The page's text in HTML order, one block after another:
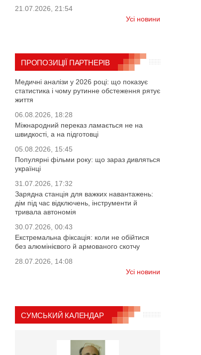
21.07.2026, 21:54
Усі новини
ПРОПОЗИЦІЇ ПАРТНЕРІВ
Медичні аналізи у 2026 році: що показує
статистика і чому рутинне обстеження рятує
життя
06.08.2026, 18:28
Міжнародний переказ ламається не на
швидкості, а на підготовці
05.08.2026, 15:45
Популярні фільми року: що зараз дивляться
українці
31.07.2026, 17:32
Зарядна станція для важких навантажень:
дім під час відключень, інструменти й
тривала автономія
30.07.2026, 00:43
Екстремальна фіксація: коли не обійтися
без алюмінієвого й армованого скотчу
28.07.2026, 14:08
Усі новини
СУМСЬКИЙ КАЛЕНДАР